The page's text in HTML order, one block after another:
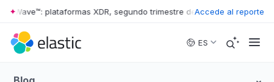
Skip to main content
Wave™: plataformas XDR, segundo trimestre de 2026 • The
Accede al reporte
ES